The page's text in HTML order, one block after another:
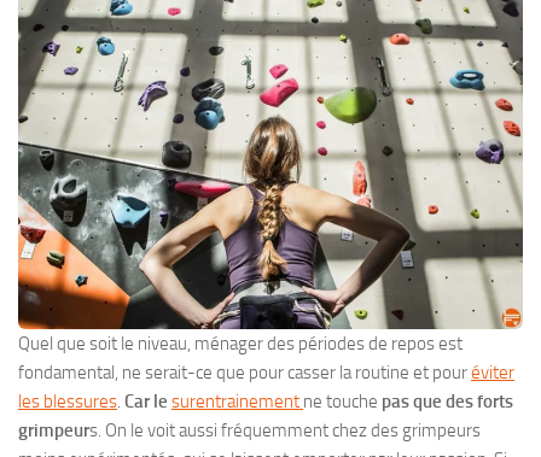
Quel que soit le niveau, ménager des périodes de repos est
fondamental, ne serait-ce que pour casser la routine et pouréviter
les blessures. Car le surentrainement ne touche pas que des forts
grimpeurs. On le voit aussi fréquemment chez des grimpeurs